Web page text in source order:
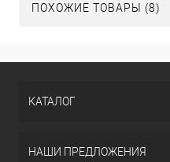
ПОХОЖИЕ ТОВАРЫ (8)
КАТАЛОГ
НАШИ ПРЕДЛОЖЕНИЯ